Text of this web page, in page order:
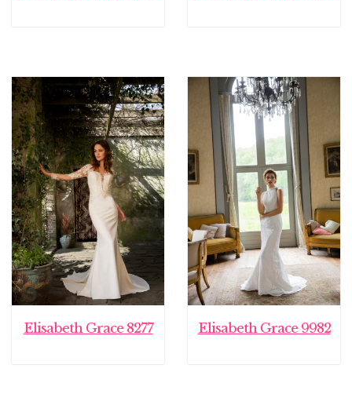
Elisabeth Grace 8277 Elisabeth Grace 9982